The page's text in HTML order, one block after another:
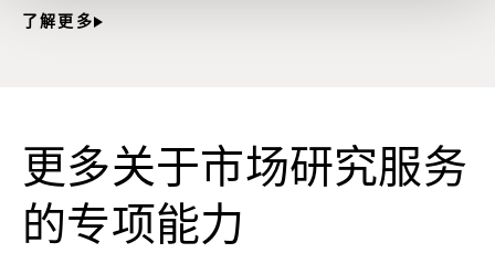
了解更多
更多关于市场研究服务
的专项能力